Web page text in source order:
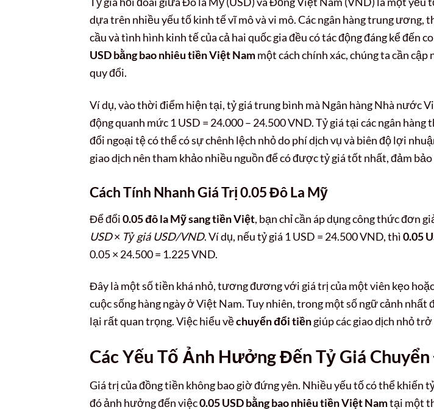
dựa trên nhiều yếu tố kinh tế vĩ mô và vi mô. Các ngân hàng trung ương,
cầu và tình hình kinh tế của cả hai quốc gia đều có tác động đáng kể đến
USD bằng bao nhiêu tiền Việt Nammột cách chính xác, chúng ta cần
quy đổi.
Ví dụ, vào thời điểm hiện tại, tỷ giá trung bình mà Ngân hàng Nhà nước
động quanh mức 1 USD = 24.000 – 24.500 VND. Tỷ giá tại các ngân
đổi ngoại tệ có thể có sự chênh lệch nhỏ do phí dịch vụ và biên độ lợi
giao dịch nên tham khảo nhiều nguồn để có được tỷ giá tốt nhất, đảm
Cách Tính Nhanh Giá Trị 0.05 Đô La Mỹ
Để đổi0.05 đô la Mỹ sang tiền Việt, bạn chỉ cần áp dụng công thức đơn
USD× Tỷ giá USD/VND. Ví dụ, nếu tỷ giá 1 USD = 24.500 VND, thì0.05
0.05 × 24.500 = 1.225 VND.
Đây là một số tiền khá nhỏ, tương đương với giá trị của một viên kẹo
cuộc sống hàng ngày ở Việt Nam. Tuy nhiên, trong một số ngữ cảnh nhất
lại rất quan trọng. Việc hiểu vềchuyển đổi tiềngiúp các giao dịch nhỏ
Các Yếu Tố Ảnh Hưởng Đến Tỷ Giá
Giá trị của đồng tiền không bao giờ đứng yên. Nhiều yếu tố có thể khiến
đó ảnh hưởng đến việc0.05 USD bằng bao nhiêu tiền Việt Namtại một